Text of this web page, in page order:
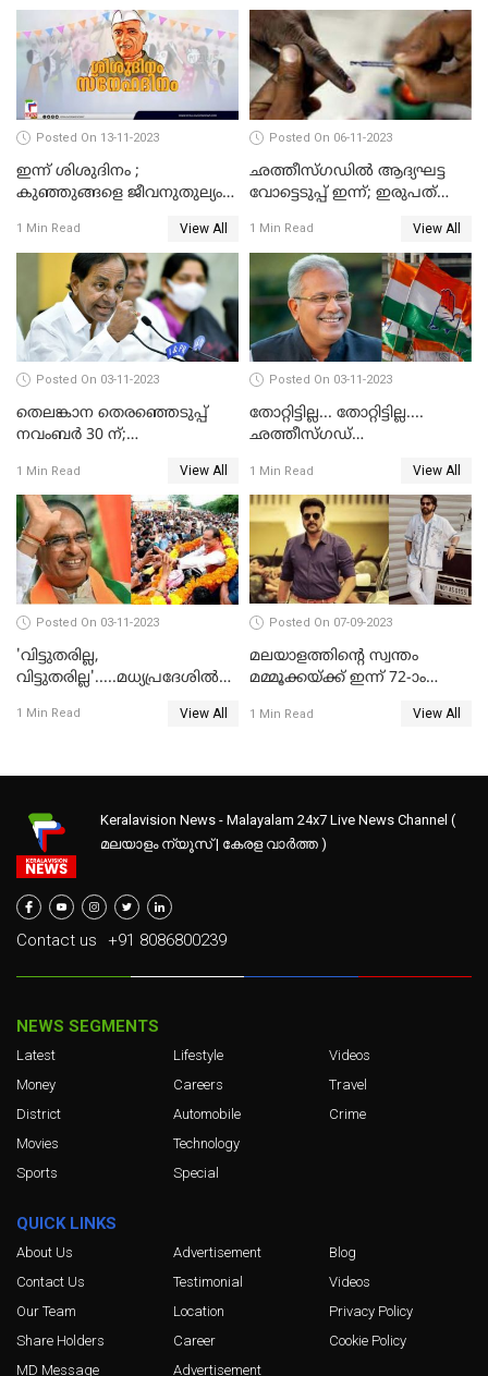
Posted On 13-11-2023
ഇന്ന് ശിശുദിനം ;
കുഞ്ഞുങ്ങളെ ജീവനുതുല്യം
നെഹ്‌റുവിന്റെ ജന്മദിനം
1 Min Read View All
Posted On 06-11-2023
ഛത്തീസ്ഗഡില്‍ ആദ്യഘട്ട
വോട്ടെടുപ്പ്‌ ഇന്ന്; ഇരുപത്‌
വിധിയെഴുതുക
1 Min Read View All
Posted On 03-11-2023
തെലങ്കാന തെരഞ്ഞെടുപ്പ്
നവംബര്‍ 30 ന്;
മുഖ്യമന്ത്രി ചന്ദ്രശേഖര്‍ റാവു
1 Min Read View All
Posted On 03-11-2023
തോറ്റിട്ടില്ല... തോറ്റിട്ടില്ല....
ഛത്തീസ്ഗഡ്
ഭൂപേഷ് ഭാഗല്‍ തന്നെ
1 Min Read View All
Posted On 03-11-2023
'വിട്ടുതരില്ല,
വിട്ടുതരില്ല'.....മധ്യപ്രദേശില്‍
ശിവരാജ് സിംഗ് ചൗഹാന്‍
1 Min Read View All
Posted On 07-09-2023
മലയാളത്തിന്റെ സ്വന്തം
മമ്മൂക്കയ്ക്ക് ഇന്ന് 72-ാം
1 Min Read View All
Keralavision News - Malayalam 24x7 Live News Channel (
മലയാളം ന്യൂസ് | കേരള വാർത്ത )
Contact us +91 8086800239
NEWS SEGMENTS
Latest
Money
District
Movies
Sports
Lifestyle
Careers
Automobile
Technology
Special
Videos
Travel
Crime
QUICK LINKS
About Us
Contact Us
Our Team
Share Holders
MD Message
Advertisement
Testimonial
Location
Career
Advertisement
Blog
Videos
Privacy Policy
Cookie Policy